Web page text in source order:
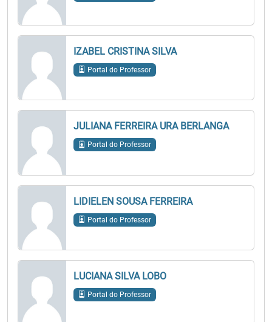
IZABEL CRISTINA SILVA
Portal do Professor
JULIANA FERREIRA URA BERLANGA
Portal do Professor
LIDIELEN SOUSA FERREIRA
Portal do Professor
LUCIANA SILVA LOBO
Portal do Professor